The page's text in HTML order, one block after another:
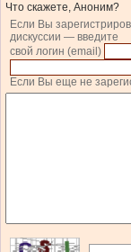
Что скажете, Аноним?
Если Вы
дискуссии — введите
свой логин (email)
Если Вы еще не